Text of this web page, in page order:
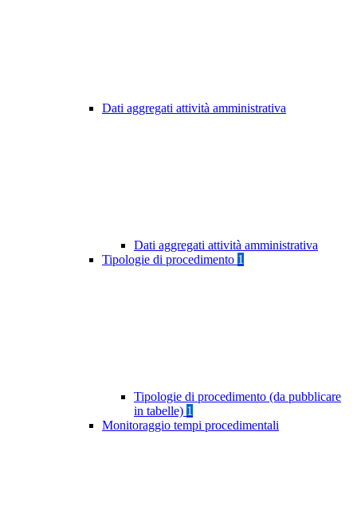
Dati aggregati attività amministrativa
Dati aggregati attività amministrativa
Tipologie di procedimento 1
Tipologie di procedimento (da pubblicare
in tabelle) 1
Monitoraggio tempi procedimentali